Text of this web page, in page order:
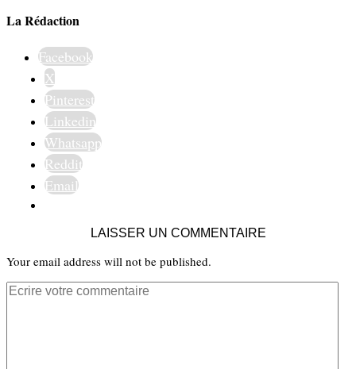
La Rédaction
Facebook
X
Pinterest
Linkedin
Whatsapp
Reddit
Email
LAISSER UN COMMENTAIRE
Your email address will not be published.